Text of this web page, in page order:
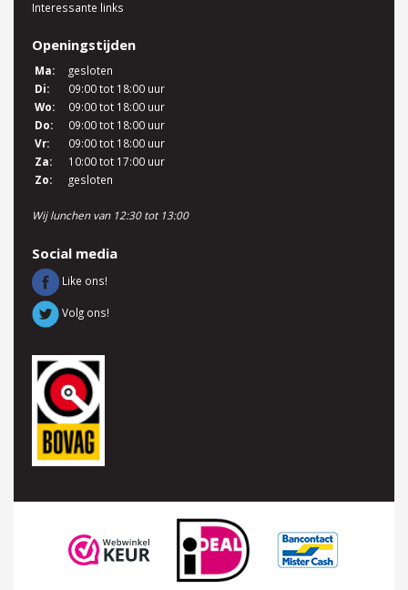
Interessante links
Openingstijden
Ma:
gesloten
Di:
09:00 tot 18:00 uur
Wo:
09:00 tot 18:00 uur
Do:
09:00 tot 18:00 uur
Vr:
09:00 tot 18:00 uur
Za:
10:00 tot 17:00 uur
Zo:
gesloten
Wij lunchen van 12:30 tot 13:00
Social media
Like ons!
Volg ons!